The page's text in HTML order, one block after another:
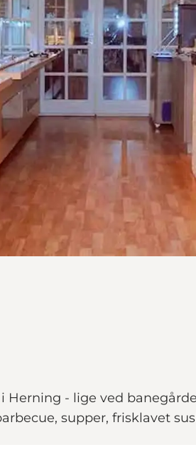
- lige ved
supper, frisklavet